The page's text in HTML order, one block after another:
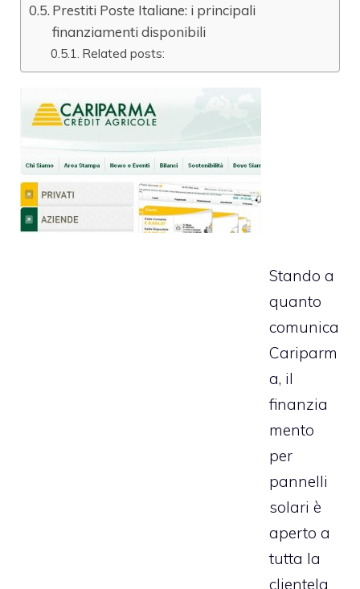
Prestiti Poste Italiane: i principali
finanziamenti disponibili
Related posts:
Stando a
quanto
comunica
Cariparm
a, il
finanzia
mento
per
pannelli
solari è
aperto a
tutta la
clientela